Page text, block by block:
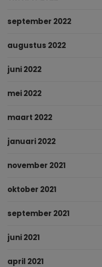
september 2022
augustus 2022
juni 2022
mei 2022
maart 2022
januari 2022
november 2021
oktober 2021
september 2021
juni 2021
april 2021